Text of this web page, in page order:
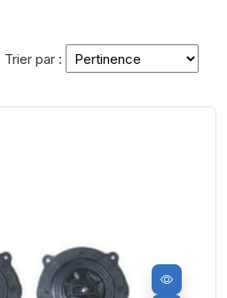
Trier par :